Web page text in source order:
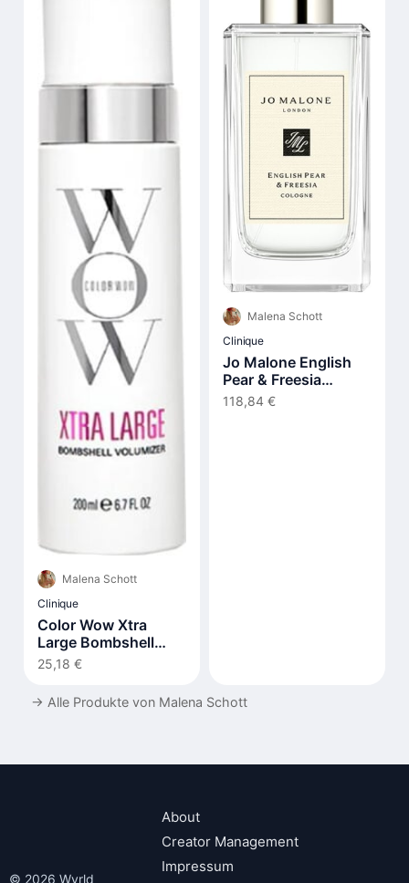
Malena Schott
Clinique
Color Wow Xtra
Large Bombshell
Volumizer 200 ml
25,18 €
Malena Schott
Clinique
Jo Malone English
Pear & Freesia
Cologne 100 ml
118,84 €
→ Alle Produkte von Malena Schott
© 2026 Wyrld
About
Creator Management
Impressum